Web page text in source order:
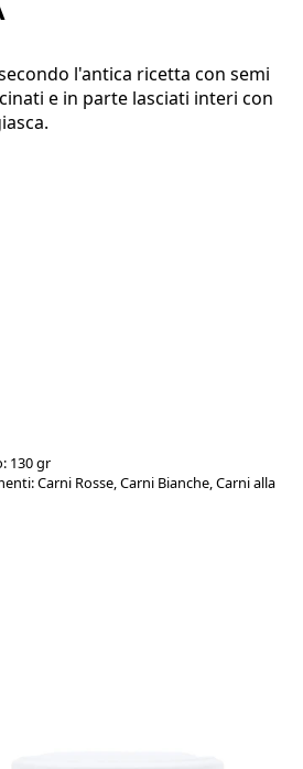
l'antica ricetta con semi
e in parte lasciati interi con
130 gr
Carni Rosse, Carni Bianche, Carni alla